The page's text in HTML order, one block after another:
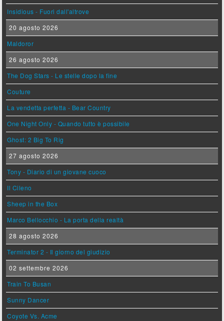
Insidious - Fuori dall'altrove
20 agosto 2026
Maldoror
26 agosto 2026
The Dog Stars - Le stelle dopo la fine
Couture
La vendetta perfetta - Bear Country
One Night Only - Quando tutto è possibile
Ghost: 2 Big To Rig
27 agosto 2026
Tony - Diario di un giovane cuoco
Il Cileno
Sheep in the Box
Marco Bellocchio - La porta della realtà
28 agosto 2026
Terminator 2 - Il giorno del giudizio
02 settembre 2026
Train To Busan
Sunny Dancer
Coyote Vs. Acme